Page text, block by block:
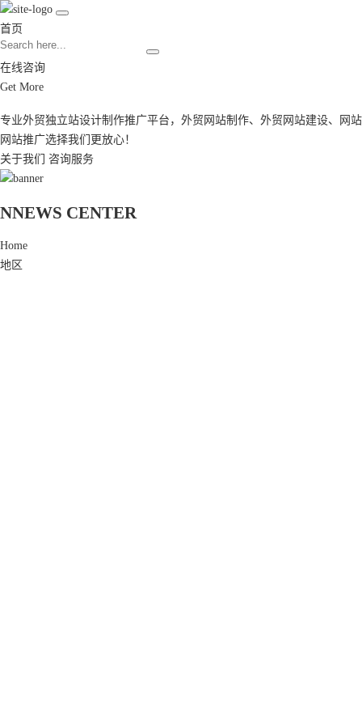
首页
在线咨询
Get More
专业外贸独立站设计制作推广平台， 外贸网站制作、 外贸网站建设、
网站
网站推广选择我们更放心！
关于我们
咨询服务
NNEWS CENTER
Home
地区